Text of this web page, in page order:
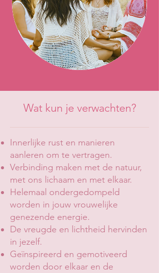
Wat kun je verwachten?
Innerlijke rust en manieren
aanleren om te vertragen.
Verbinding maken met de natuur,
met ons lichaam en met elkaar.
Helemaal ondergedompeld
worden in jouw vrouwelijke
genezende energie.
De vreugde en lichtheid hervinden
in jezelf.
Geïnspireerd en gemotiveerd
worden door elkaar en de